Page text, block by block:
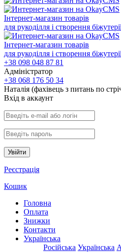
Інтернет-магазин товарів
для рукоділля і створення
Інтернет-магазин товарів
для рукоділля і створення
+38 098 048 87 81
Адміністратор
+38 068 176 50 34
Наталія (фахівець з питань по
Вхiд в аккаунт
Увійти
Реєстрація
Кошик
Головна
Оплата
Знижки
Контакти
Українська
Російська Українська